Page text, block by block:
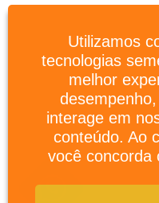
Utilizamos
tecnologias
melhor
interage em
conteúdo. Ao
você concorda